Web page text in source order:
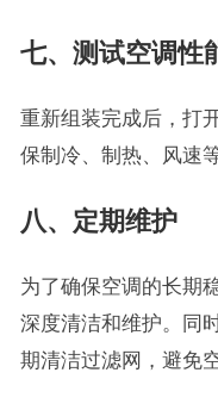
七、测试空调性
重新组装完成后，打
保制冷、制热、风速
八、定期维护
为了确保空调的长期
深度清洁和维护。同
期清洁过滤网，避免